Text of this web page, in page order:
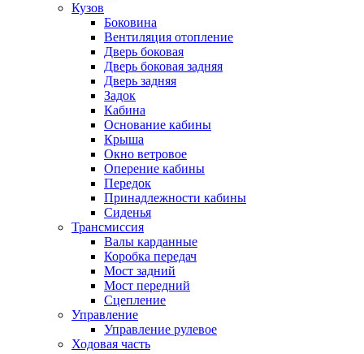
Кузов
Боковина
Вентиляция отопление
Дверь боковая
Дверь боковая задняя
Дверь задняя
Задок
Кабина
Основание кабины
Крыша
Окно ветровое
Оперение кабины
Передок
Принадлежности кабины
Сиденья
Трансмиссия
Валы карданные
Коробка передач
Мост задний
Мост передний
Сцепление
Управление
Управление рулевое
Ходовая часть